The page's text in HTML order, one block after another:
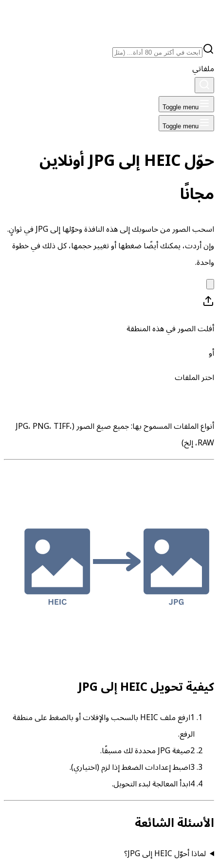
ملفاتي
Toggle menu
Toggle menu
حوّل HEIC إلى JPG أونلاين
مجانًا
اسحب الصور من حاسوبك إلى هذه النافذة وحوّلها إلى JPG في ثوانٍ.
وإن أردت، يمكنك أيضًا ضغطها أو تغيير حجمها، كل ذلك في خطوة
واحدة.
أفلت الصور في هذه المنطقة
أو
اختر الملفات
أنواع الملفات المسموح بها:
جميع صيغ الصور (JPG، PNG، TIFF،
RAW، إلخ)
كيفية تحويل HEIC إلى JPG
1
ارفع ملف HEIC بالسحب والإفلات أو بالضغط على منطقة
الرفع.
2صيغة JPG محددة لك مسبقًا.
3اضبط إعدادات الضغط إذا لزم (اختياري).
4ابدأ المعالجة لبدء التحويل.
الأسئلة الشائعة
لماذا أحوّل HEIC إلى JPG؟